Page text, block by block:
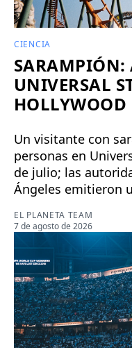
CIENCIA
SARAMPIÓN:
UNIVERSAL
HOLLYWOOD
Un visitante con
personas en
de julio; las
Ángeles emitieron
EL PLANETA TEAM
7 de agosto de 2026